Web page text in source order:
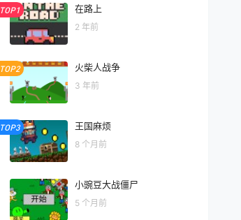
TOP1 在路上
2 年前
TOP2 火柴人战争
3 年前
TOP3 王国麻烦
8 个月前
小豌豆大战僵尸
5 个月前